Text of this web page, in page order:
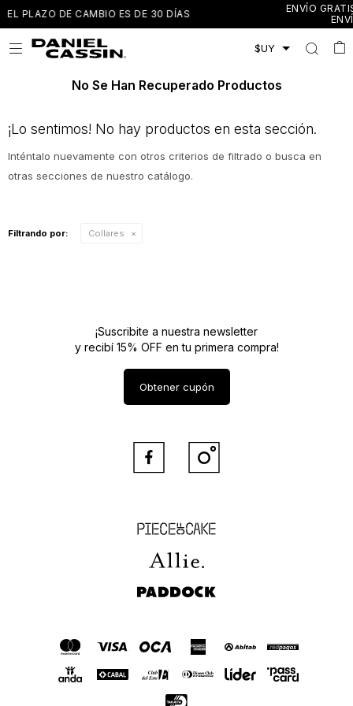
DÍAS
ENVÍO GRATIS A TODO EL PAÍS EN
ENVÍO EXPRESS EN MONTEVIDEO

No Se Han Recuperado Productos
¡Lo sentimos! No hay productos en esta sección.
Inténtalo nuevamente con otros criterios de filtrado o busca en
otras secciones de nuestro catálogo.
Filtrando por: Collares
Piece of Cake
Allie
Paddock
¡Suscribite a nuestra newsletter
y recibí 15% OFF en tu primera compra!
Obtener cupón
 